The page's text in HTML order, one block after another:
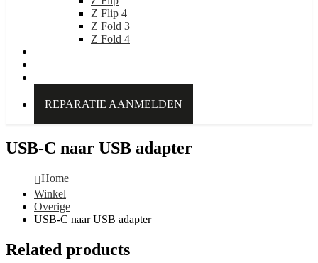
Z Flip 4
Z Fold 3
Z Fold 4
REPARATIE AANMELDEN
USB-C naar USB adapter
Home
Winkel
Overige
USB-C naar USB adapter
Related products